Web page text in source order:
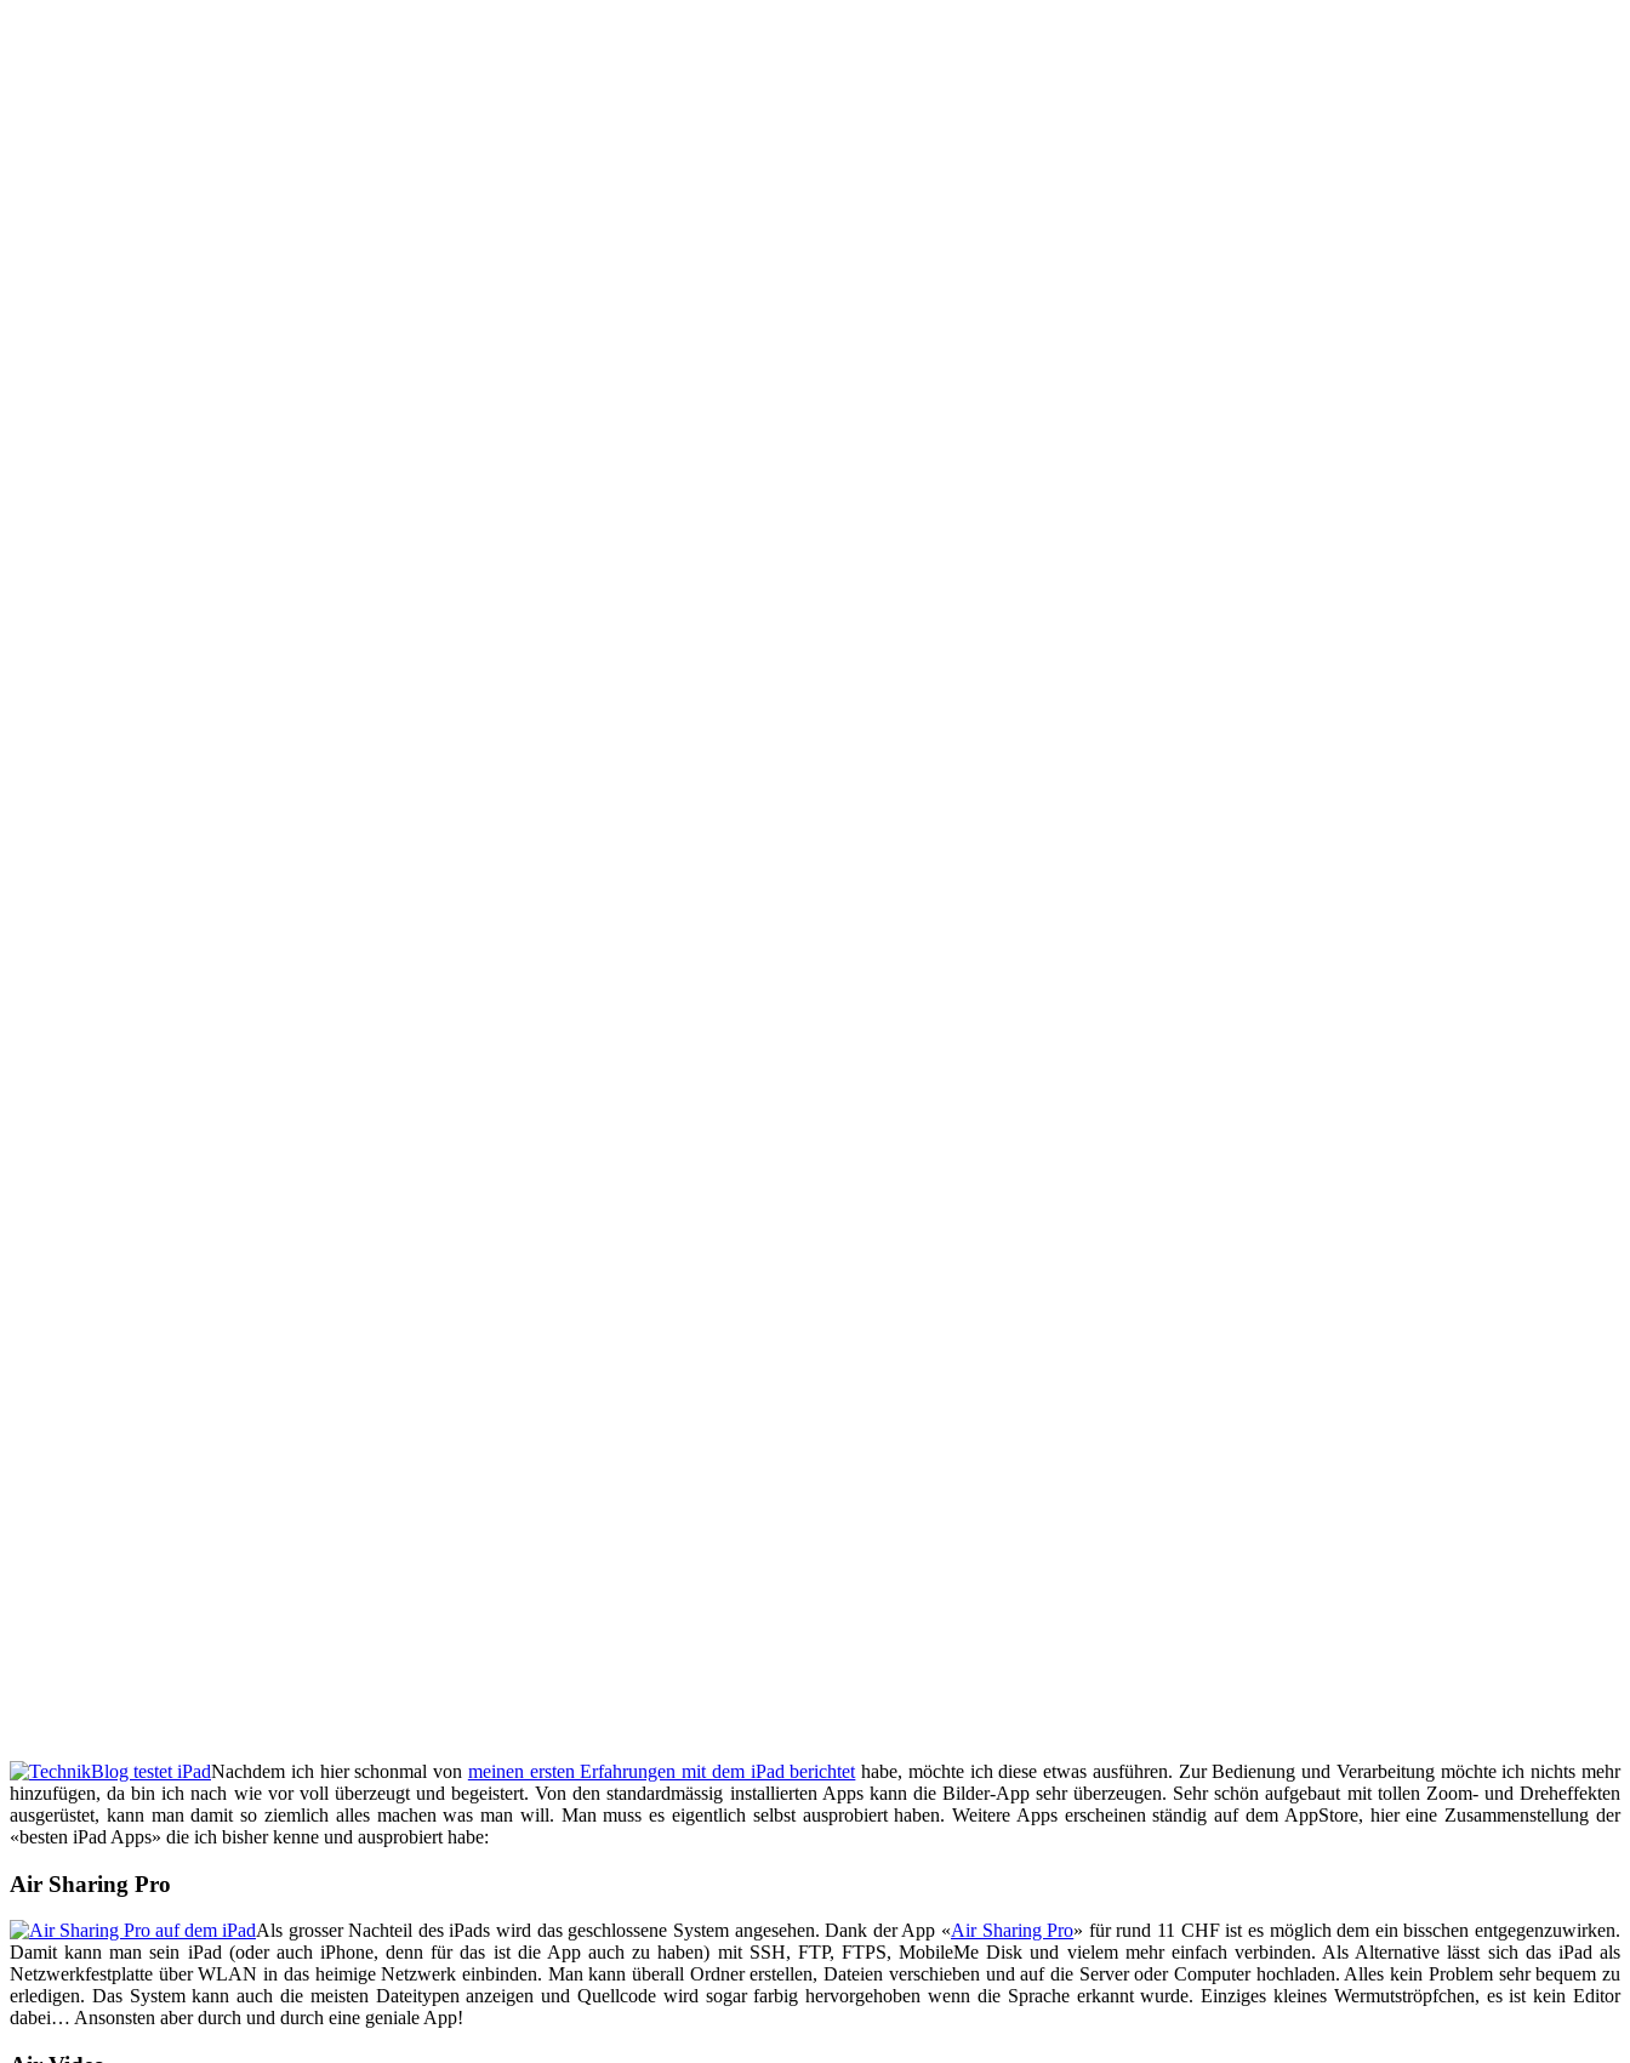
Nachdem ich hier schonmal von meinen ersten Erfahrungen mit dem iPad berichtet habe, möchte ich diese etwas ausführen. Zur Bedienung und Verarbeitung möchte ich nichts mehr
hinzufügen, da bin ich nach wie vor voll überzeugt und begeistert. Von den standardmässig installierten Apps kann die Bilder-App sehr überzeugen. Sehr schön aufgebaut mit tollen Zoom- und Dreheffekten
ausgerüstet, kann man damit so ziemlich alles machen was man will. Man muss es eigentlich selbst ausprobiert haben. Weitere Apps erscheinen ständig auf dem AppStore, hier eine Zusammenstellung der
«besten iPad Apps» die ich bisher kenne und ausprobiert habe:
Air Sharing Pro
Als grosser Nachteil des iPads wird das geschlossene System angesehen. Dank der App «Air Sharing Pro» für rund 11 CHF ist es möglich dem ein bisschen entgegenzuwirken.
Damit kann man sein iPad (oder auch iPhone, denn für das ist die App auch zu haben) mit SSH, FTP, FTPS, MobileMe Disk und vielem mehr einfach verbinden. Als Alternative lässt sich das iPad als
Netzwerkfestplatte über WLAN in das heimige Netzwerk einbinden. Man kann überall Ordner erstellen, Dateien verschieben und auf die Server oder Computer hochladen. Alles kein Problem sehr bequem zu
erledigen. Das System kann auch die meisten Dateitypen anzeigen und Quellcode wird sogar farbig hervorgehoben wenn die Sprache erkannt wurde. Einziges kleines Wermutströpfchen, es ist kein Editor
dabei… Ansonsten aber durch und durch eine geniale App!